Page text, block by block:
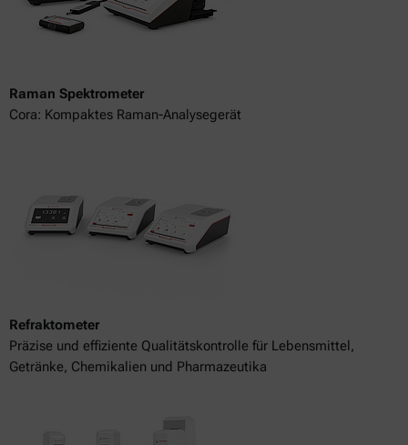
Raman Spektrometer
Cora: Kompaktes Raman-Analysegerät
Refraktometer
Präzise und effiziente Qualitätskontrolle für Lebensmittel,
Getränke, Chemikalien und Pharmazeutika